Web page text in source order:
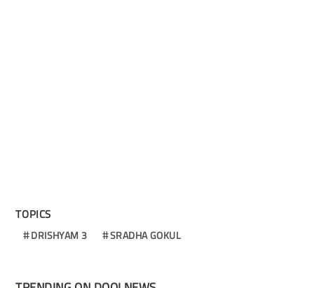
TOPICS
DRISHYAM 3 SRADHA GOKUL